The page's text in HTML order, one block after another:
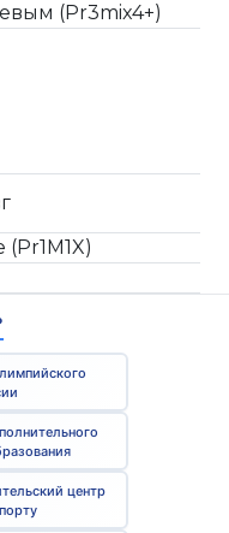
(Pr3mix4+)
центр